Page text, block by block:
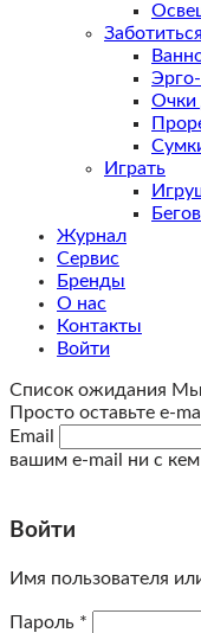
Заботиться
Очки
Играть
Журнал
Сервис
Бренды
О нас
Контакты
Войти
Список ожидания Мы
Просто оставьте e-
Email
вашим e-mail ни с
Войти
Имя пользователя
Пароль *